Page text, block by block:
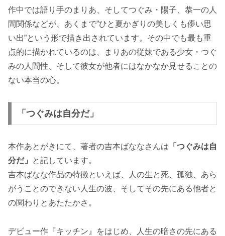
作中では語り手のまりあ、そしてつぐみ・陽子、恭一の人
間関係などが、あくまで”ひと夏かぎりの美しくも儚い思
い出”という形で描き出されています。その中でも最も重
点的に描かれているのは、まりあの従妹である少女・つぐ
みの人間性、そして彼女が他者にはなかなか見せることの
ない本当の心。
「つぐみは自分だ」
本作あとがきにて、著者の吉本ばななさんは 「つぐみは自
分だ」
と記しています。
吉本ばなな作品の特徴といえば、人の生と死、孤独、あら
がうことのできない人生の波、そしてその先にある他者と
の関わりとあたたかさ。
デビュー作『キッチン』をはじめ、人生の暗さの先にある